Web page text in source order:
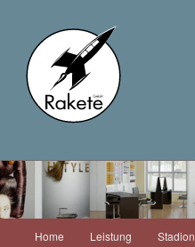
Zum
Home Leistung Stadion